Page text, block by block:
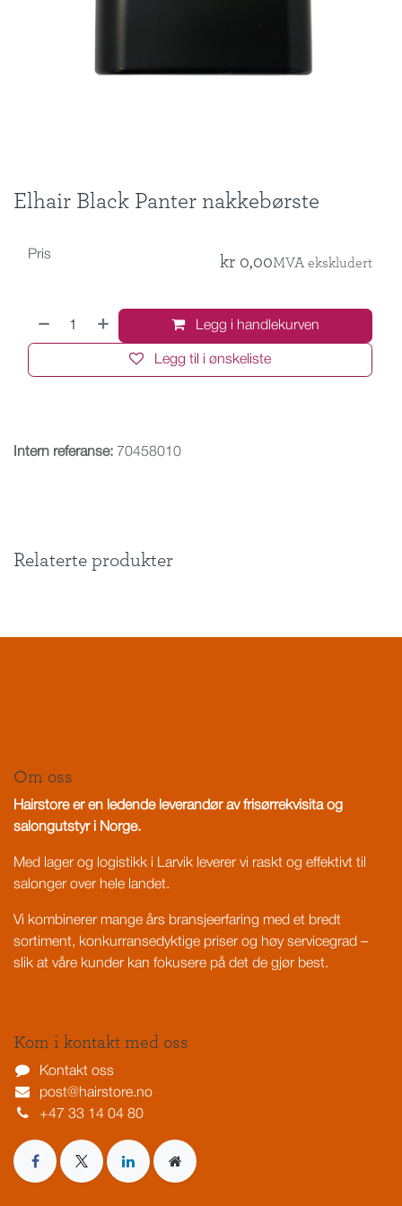
Elhair Black Panter nakkebørste
Legg i handlekurven
Legg til i ønskeliste
Pris kr 0,00MVA ekskludert
Intern referanse: 70458010
Relaterte produkter
Om oss
Hairstore er en ledende leverandør av frisørrekvisita og
salongutstyr i Norge.
Med lager og logistikk i Larvik leverer vi raskt og effektivt til
salonger over hele landet.
Vi kombinerer mange års bransjeerfaring med et bredt
sortiment, konkurransedyktige priser og høy servicegrad –
slik at våre kunder kan fokusere på det de gjør best.
Kom i kontakt med oss
Kontakt oss
post@hairstore.no
+47 33 14 04 80